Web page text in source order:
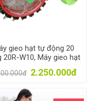
gieo hạt tự động 20
20R-W10, Máy gieo hạt
bánh lăn 7.5cm, Máy
gieo đậu phộng, Lạc
2.250.000đ